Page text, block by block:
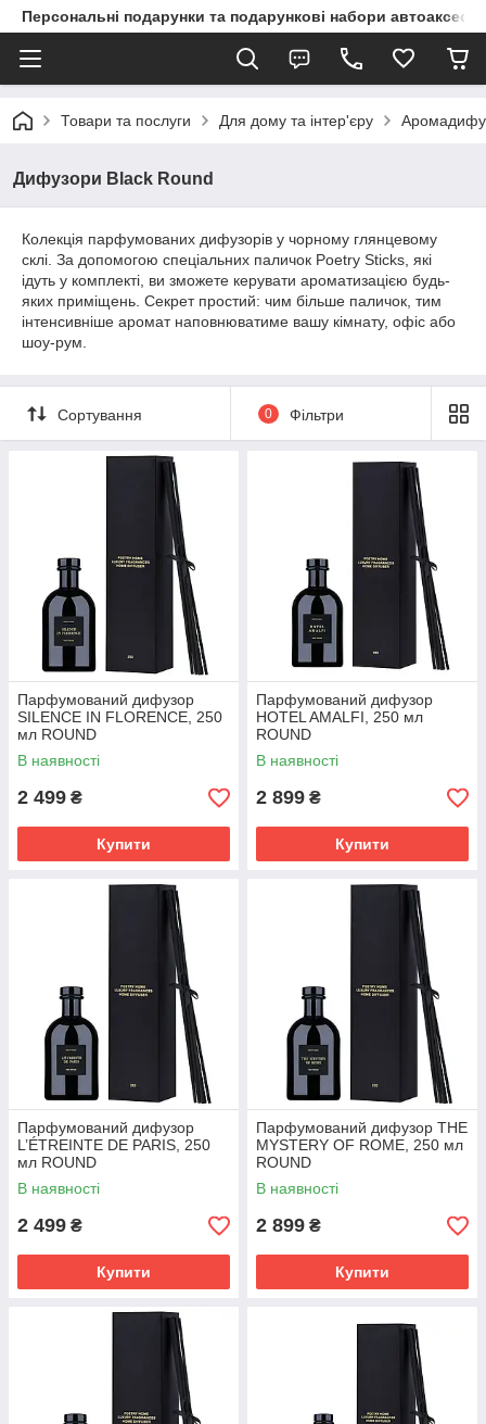
Персональні подарунки та подарункові набори
Товари та послуги Для дому та інтер'єру
Дифузори Black Round
Колекція парфумованих дифузорів у чорному глянцевому
склі. За допомогою спеціальних паличок Poetry Sticks, які
ідуть у комплекті, ви зможете керувати ароматизацією будь-
яких приміщень. Секрет простий: чим більше паличок, тим
інтенсивніше аромат наповнюватиме вашу кімнату, офіс або
шоу-рум.
Сортування 0 Фільтри
Парфумований дифузор
SILENCE IN FLORENCE, 250
мл ROUND
В наявності
2 499 ₴
Купити
Парфумований дифузор
HOTEL AMALFI, 250 мл
ROUND
В наявності
2 899 ₴
Купити
Парфумований дифузор
L’ÉTREINTE DE PARIS, 250
мл ROUND
В наявності
2 499 ₴
Купити
Парфумований дифузор THE
MYSTERY OF ROME, 250 мл
ROUND
В наявності
2 899 ₴
Купити